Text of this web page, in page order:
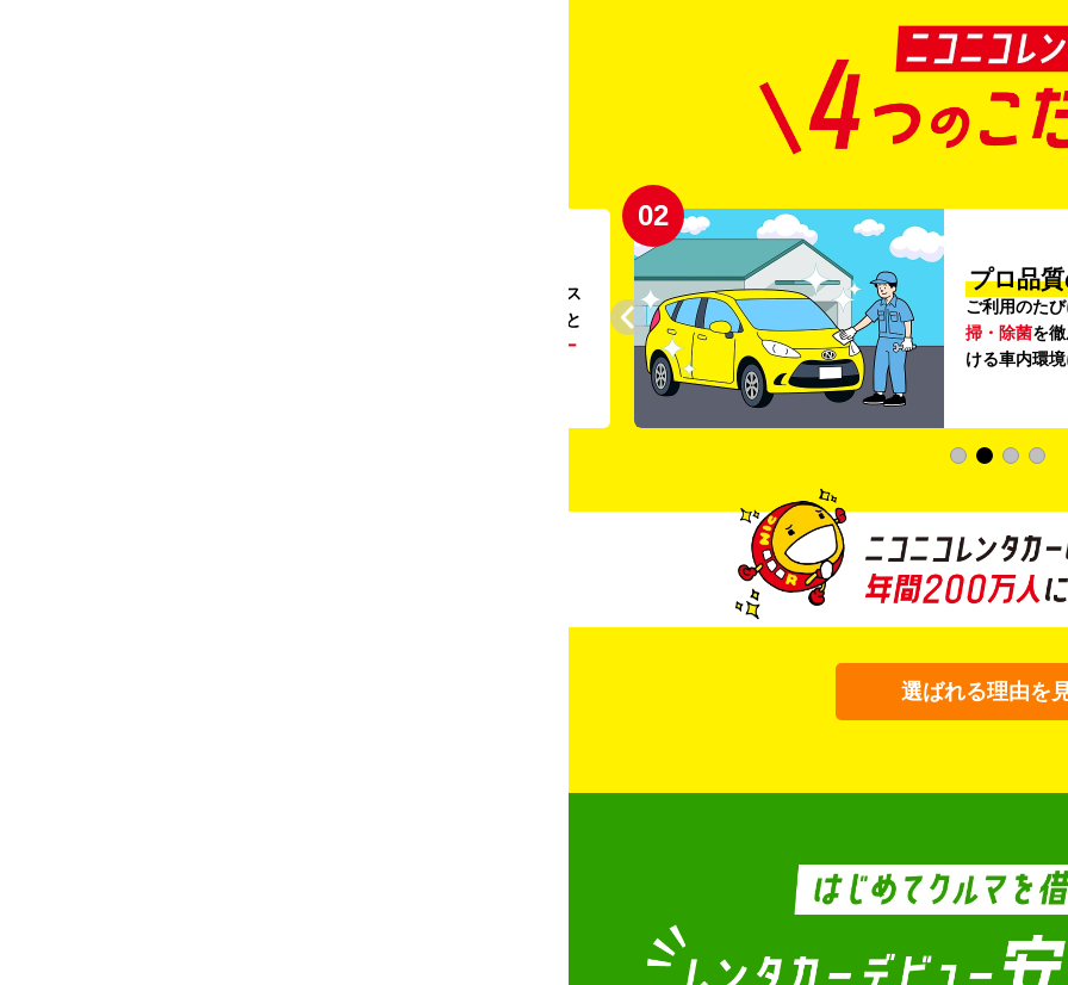
。ガソリンス
タンドや整備工場の既存インフラを活用すること
リー
02
プロ品
ご利用のた
掃・除菌を
ける車内環
選ばれる理由を